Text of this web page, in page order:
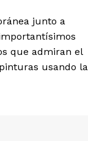
junto a
que admiran el
usando